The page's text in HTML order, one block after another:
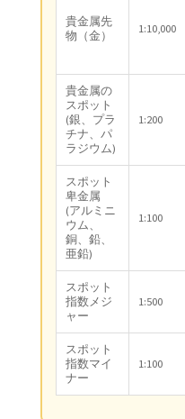
貴金属先
物（金）
1:10,000
貴金属の
スポット
(銀、プラ
チナ、パ
ラジウム)
1:200
スポット
卑金属
(アルミニ
ウム、
銅、鉛、
亜鉛)
1:100
スポット
指数メジ
ャー
1:500
スポット
指数マイ
ナー
1:100